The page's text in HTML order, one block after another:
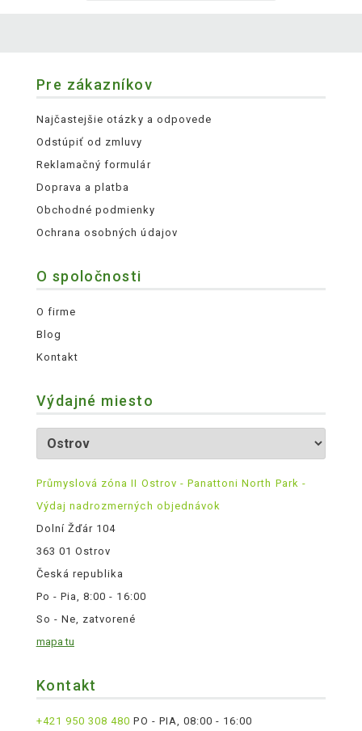
Pre zákazníkov
Najčastejšie otázky a odpovede
Odstúpiť od zmluvy
Reklamačný formulár
Doprava a platba
Obchodné podmienky
Ochrana osobných údajov
O spoločnosti
O firme
Blog
Kontakt
Výdajné miesto
Průmyslová zóna II Ostrov - Panattoni North Park -
Výdaj nadrozmerných objednávok
Dolní Žďár 104
363 01 Ostrov
Česká republika
Po - Pia, 8:00 - 16:00
So - Ne, zatvorené
mapa tu
Kontakt
+421 950 308 480 PO - PIA, 08:00 - 16:00